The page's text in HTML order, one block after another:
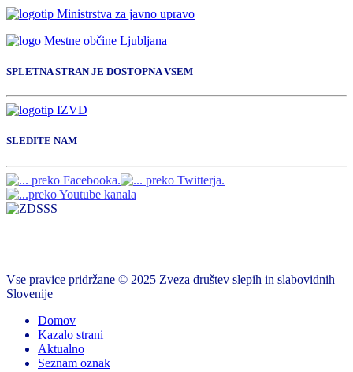
SPLETNA STRAN JE DOSTOPNA VSEM
SLEDITE NAM
Vse pravice pridržane © 2025 Zveza društev slepih in slabovidnih
Slovenije
Domov
Kazalo strani
Aktualno
Seznam oznak